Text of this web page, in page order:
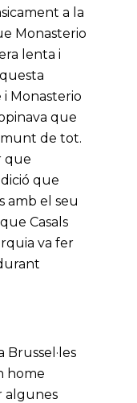
a la
Monasterio
lenta i
Monasterio
que
de tot.
que
que
amb el seu
Casals
va fer
Brussel·les
home
algunes